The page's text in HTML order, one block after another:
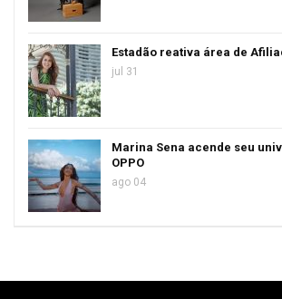
Estadão reativa área de
jul 31
Marina Sena acende seu
OPPO
ago 04